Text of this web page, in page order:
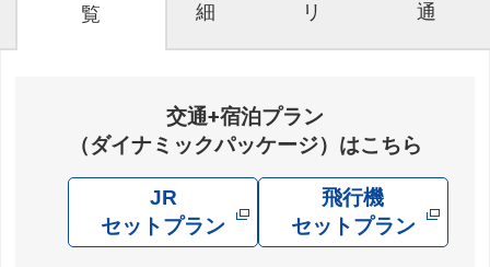
覧
細
リ
通
交通+宿泊プラン
（ダイナミックパッケージ）はこちら
JR
セットプラン
飛行機
セットプラン